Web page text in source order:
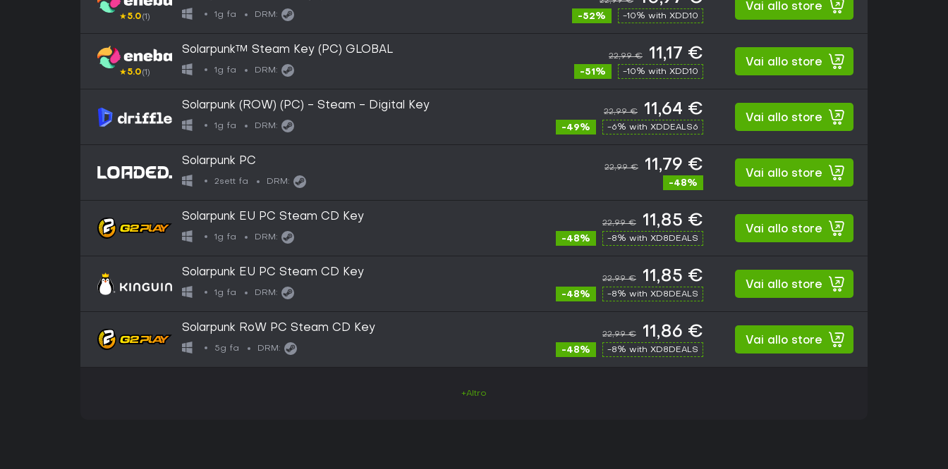
★5.0(1) 1g fa DRM: -52% -10% with XDD10
Vai allo store
★5.0(1)
Solarpunk™ Steam Key (PC) GLOBAL
1g fa DRM:
22,99 € 11,17 €
-51% -10% with XDD10
Vai allo store
Solarpunk (ROW) (PC) - Steam - Digital Key
1g fa DRM:
22,99 € 11,64 €
-49% -6% with XDDEALS6
Vai allo store
Solarpunk PC
2sett fa DRM:
22,99 € 11,79 €
-48%
Vai allo store
Solarpunk EU PC Steam CD Key
1g fa DRM:
22,99 € 11,85 €
-48% -8% with XD8DEALS
Vai allo store
Solarpunk EU PC Steam CD Key
1g fa DRM:
22,99 € 11,85 €
-48% -8% with XD8DEALS
Vai allo store
Solarpunk RoW PC Steam CD Key
5g fa DRM:
22,99 € 11,86 €
-48% -8% with XD8DEALS
Vai allo store
+Altro